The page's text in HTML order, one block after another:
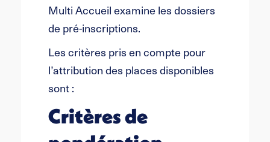
Multi Accueil examine les dossiers
de pré-inscriptions.
Les critères pris en compte pour
l’attribution des places disponibles
sont :
Critères de